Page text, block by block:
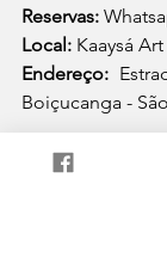
Reservas:
Local: Kaaysá
Endereço:
Boiçucanga -
Teatro: